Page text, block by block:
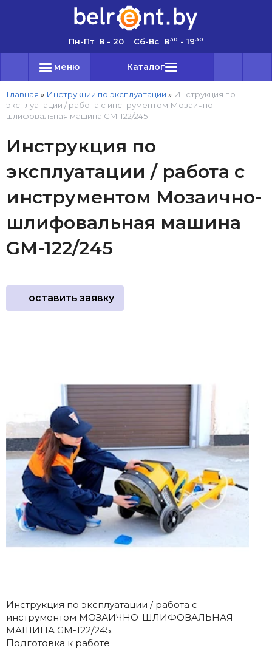
Пн-Пт 8 - 20 Сб-Вс 830 - 1930
меню Каталог
Главная » Инструкции по эксплуатации » Инструкция по
эксплуатации / работа с инструментом Мозаично-
шлифовальная машина GM-122/245
Инструкция по
эксплуатации / работа с
инструментом Мозаично-
шлифовальная машина
GM-122/245
оставить заявку
Инструкция по эксплуатации / работа с
инструментом МОЗАИЧНО-ШЛИФОВАЛЬНАЯ
МАШИНА GM-122/245.
Подготовка к работе